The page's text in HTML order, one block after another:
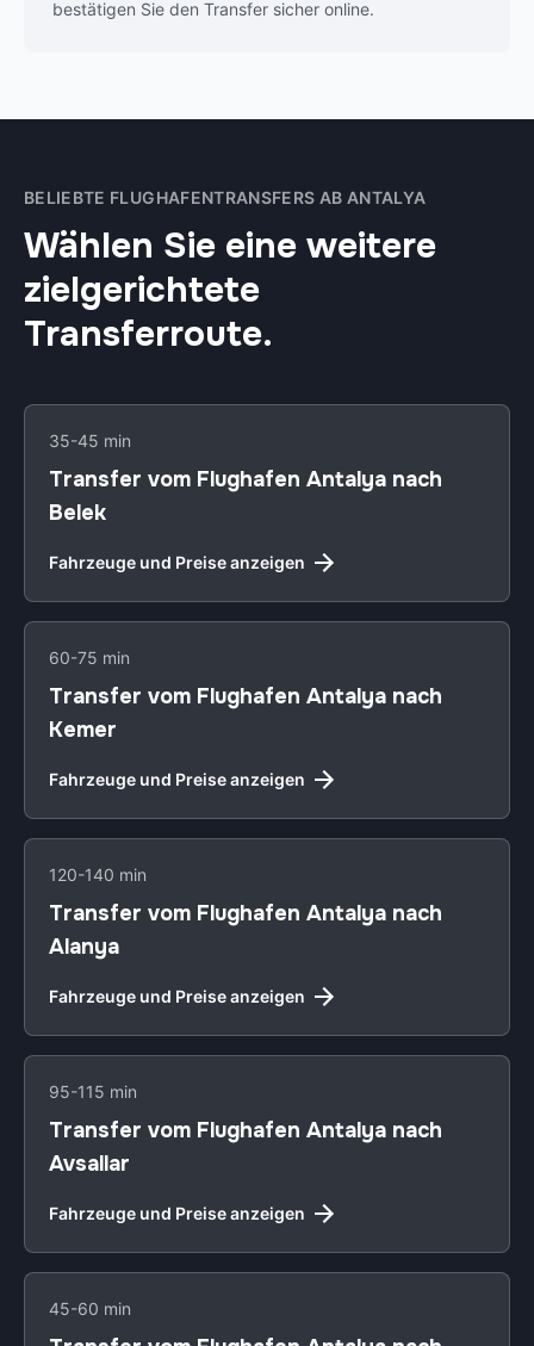
bestätigen Sie den Transfer sicher online.
BELIEBTE FLUGHAFENTRANSFERS AB ANTALYA
Wählen Sie eine weitere
zielgerichtete
Transferroute.
35-45 min
Transfer vom Flughafen Antalya nach
Belek
Fahrzeuge und Preise anzeigen
60-75 min
Transfer vom Flughafen Antalya nach
Kemer
Fahrzeuge und Preise anzeigen
120-140 min
Transfer vom Flughafen Antalya nach
Alanya
Fahrzeuge und Preise anzeigen
95-115 min
Transfer vom Flughafen Antalya nach
Avsallar
Fahrzeuge und Preise anzeigen
45-60 min